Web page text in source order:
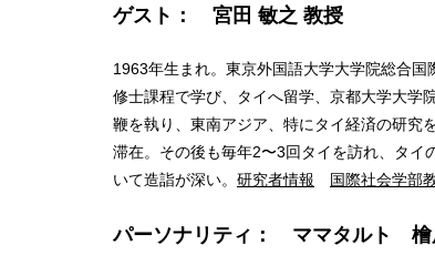
ゲスト： 宮田 敏之 教授
1963年生まれ。東京外国語大学大学院総合
修士課程で学び、タイへ留学、京都大学大学
鞭を執り、東南アジア、特にタイ経済の研究
滞在。その後も毎年2〜3回タイを訪れ、タ
いて造詣が深い。 研究者情報 国際社会学部
パーソナリティ： ママタルト 檜